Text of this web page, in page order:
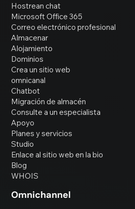
Hostrean chat
Microsoft Office 365
Correo electrónico profesional
Almacenar
Alojamiento
Dominios
Crea un sitio web
omnicanal
Chatbot
Migración de almacén
Consulte a un especialista
Apoyo
Planes y servicios
Studio
Enlace al sitio web en la bio
Blog
WHOIS
Omnichannel